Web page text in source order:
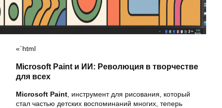
«`html
Microsoft Paint и ИИ: Революция в творчестве
для всех
Microsoft Paint , инструмент для рисования, который
стал частью детских воспоминаний многих, теперь